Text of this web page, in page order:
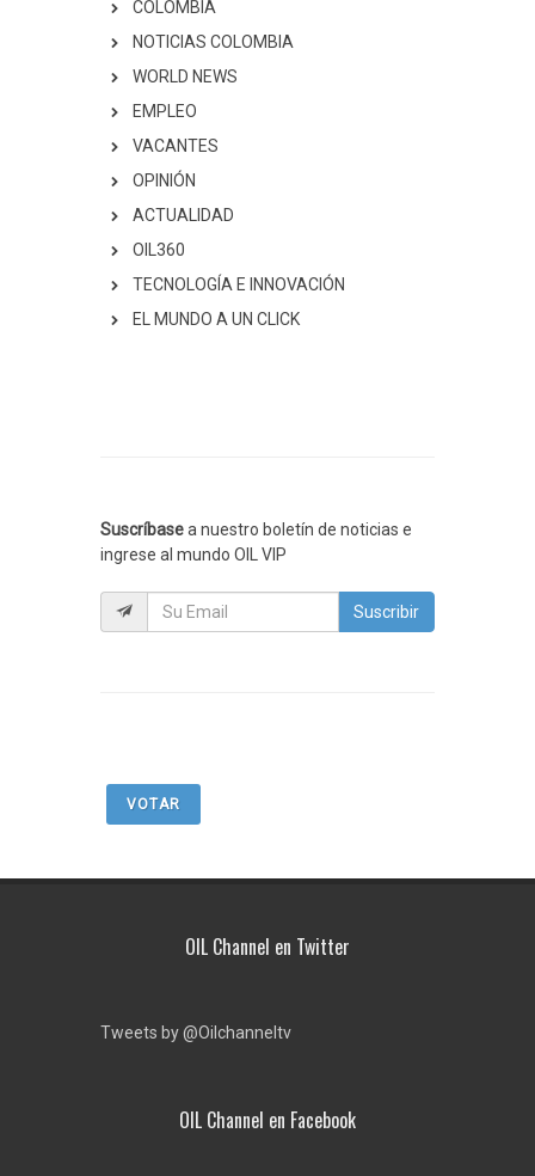
COLOMBIA
NOTICIAS COLOMBIA
WORLD NEWS
EMPLEO
VACANTES
OPINIÓN
ACTUALIDAD
OIL360
TECNOLOGÍA E INNOVACIÓN
EL MUNDO A UN CLICK
Suscríbasea nuestro boletín de noticias e
ingrese al mundo OIL VIP
Suscribir
VOTAR
OIL Channel en Twitter
Tweets by @Oilchanneltv
OIL Channel en Facebook